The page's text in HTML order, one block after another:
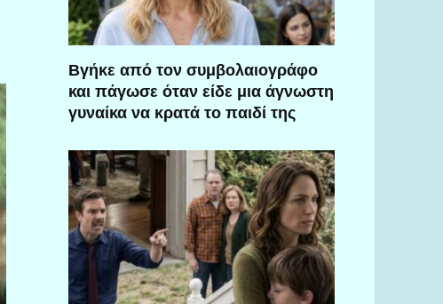
Βγήκε από τον συμβολαιογράφο
και πάγωσε όταν είδε μια άγνωστη
γυναίκα να κρατά το παιδί της